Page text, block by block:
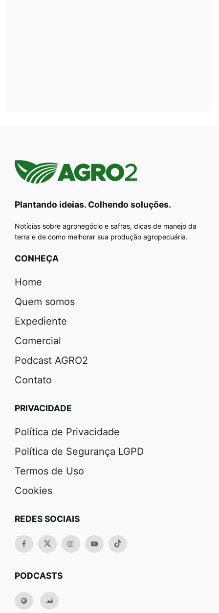
Plantando ideias. Colhendo soluções.
Notícias sobre agronegócio e safras, dicas de manejo da
terra e de como melhorar sua produção agropecuária.
CONHEÇA
Home
Quem somos
Expediente
Comercial
Podcast AGRO2
Contato
PRIVACIDADE
Política de Privacidade
Política de Segurança LGPD
Termos de Uso
Cookies
REDES SOCIAIS
PODCASTS